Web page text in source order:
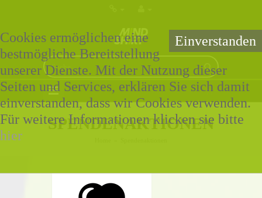
0 Artikel - 0,00€ *
SPENDENAKTIONEN
Einverstanden
Cookies ermöglichen eine
bestmögliche Bereitstellung
unserer Dienste. Mit der Nutzung dieser
Seiten und Services, erklären Sie sich damit
einverstanden, dass wir Cookies verwenden.
Für weitere Informationen klicken sie bitte
hier